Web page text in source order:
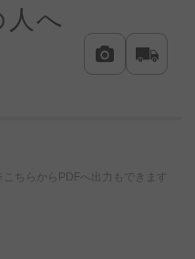
へ
ちらからPDFへ出力もできます